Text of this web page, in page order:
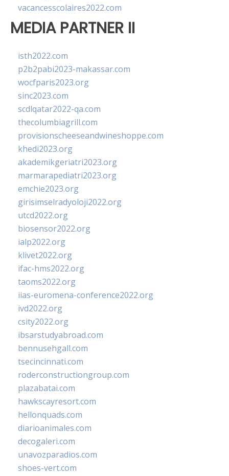
vacancesscolaires2022.com
MEDIA PARTNER II
isth2022.com
p2b2pabi2023-makassar.com
wocfparis2023.org
sinc2023.com
scdlqatar2022-qa.com
thecolumbiagrill.com
provisionscheeseandwineshoppe.com
khedi2023.org
akademikgeriatri2023.org
marmarapediatri2023.org
emchie2023.org
girisimselradyoloji2022.org
utcd2022.org
biosensor2022.org
ialp2022.org
klivet2022.org
ifac-hms2022.org
taoms2022.org
iias-euromena-conference2022.org
ivd2022.org
csity2022.org
ibsarstudyabroad.com
bennusehgall.com
tsecincinnati.com
roderconstructiongroup.com
plazabatai.com
hawkscayresort.com
hellonquads.com
diarioanimales.com
decogaleri.com
unavozparadios.com
shoes-vert.com